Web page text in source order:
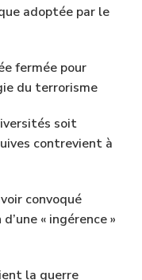
adoptée par le
fermée pour
du terrorisme
soit
contrevient à
convoqué
« ingérence »
la guerre